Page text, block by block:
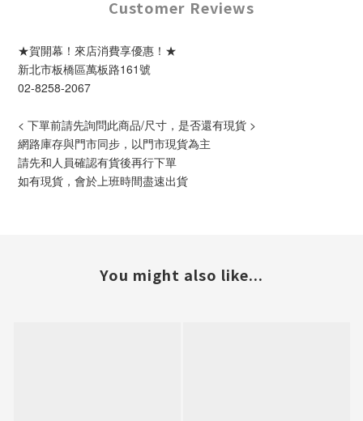
Customer Reviews
★賀開幕！來店消費享優惠！★
新北市板橋區萬板路161號
02-8258-2067
< 下單前請先詢問此商品/尺寸，是否還有現貨 >
網路庫存與門市同步，以門市現貨為主
請先和人員確認有貨後再行下單
如有現貨，會於上班時間盡速出貨
You might also like...